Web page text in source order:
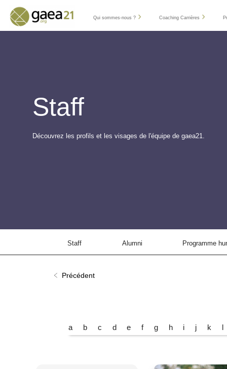
Qui sommes-nous ? Coaching Carrières
Staff
Découvrez les profils et les visages de l'équipe de gaea21.
Staff Alumni Programme
Précédent
a b c d e f g h i j k l